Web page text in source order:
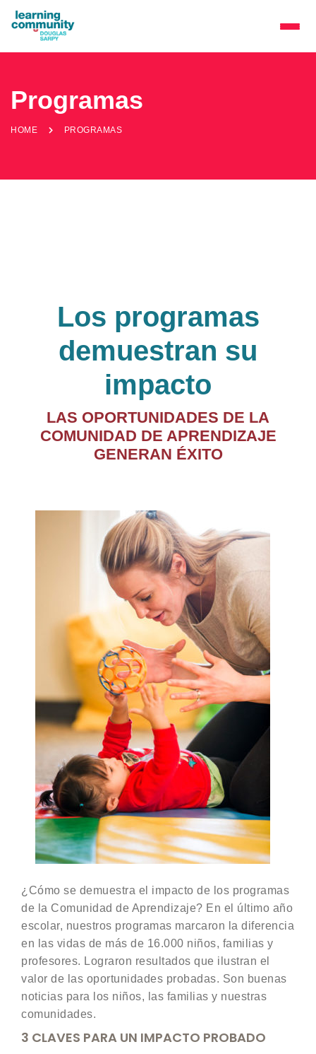
Programas
HOME PROGRAMAS
Los programas
demuestran su
impacto
LAS OPORTUNIDADES DE LA
COMUNIDAD DE APRENDIZAJE
GENERAN ÉXITO
¿Cómo se demuestra el impacto de los programas
de la Comunidad de Aprendizaje? En el último año
escolar, nuestros programas marcaron la diferencia
en las vidas de más de 16.000 niños, familias y
profesores. Lograron resultados que ilustran el
valor de las oportunidades probadas. Son buenas
noticias para los niños, las familias y nuestras
comunidades.
3 CLAVES PARA UN IMPACTO PROBADO